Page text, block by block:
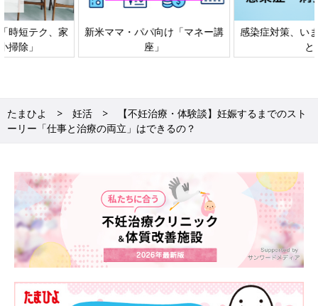
感染症対策、いますぐできるこ
「もしものときの」赤ちゃん
たまひよ 妊活
【不妊治療・体験談】妊娠するまでのスト
ーリー「仕事と治療の両立」はできるの？